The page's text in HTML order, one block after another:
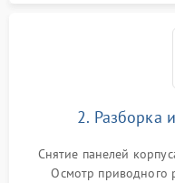
2. Разборка
Снятие панелей
Осмотр приводного